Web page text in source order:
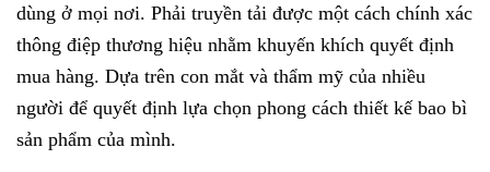
dùng ở mọi nơi. Phải truyền tải được một cách chính xác
thông điệp thương hiệu nhằm khuyến khích quyết định
mua hàng. Dựa trên con mắt và thẩm mỹ của nhiều
người để quyết định lựa chọn phong cách thiết kế bao bì
sản phẩm của mình.